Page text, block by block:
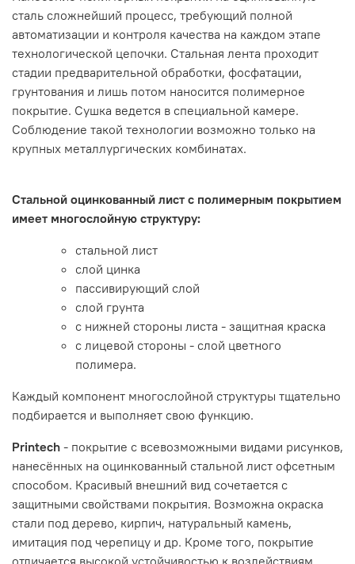
сталь сложнейший процесс, требующий полной
автоматизации и контроля качества на каждом этапе
технологической цепочки. Стальная лента проходит
стадии предварительной обработки, фосфатации,
грунтования и лишь потом наносится полимерное
покрытие. Сушка ведется в специальной камере.
Соблюдение такой технологии возможно только на
крупных металлургических комбинатах.
Стальной оцинкованный лист с полимерным покрытием
имеет многослойную структуру:
стальной лист
слой цинка
пассивирующий слой
слой грунта
с нижней стороны листа - защитная краска
с лицевой стороны - слой цветного
полимера.
Каждый компонент многослойной структуры тщательно
подбирается и выполняет свою функцию.
Printech - покрытие с всевозможными видами рисунков,
нанесённых на оцинкованный стальной лист офсетным
способом. Красивый внешний вид сочетается с
защитными свойствами покрытия. Возможна окраска
стали под дерево, кирпич, натуральный камень,
имитация под черепицу и др. Кроме того, покрытие